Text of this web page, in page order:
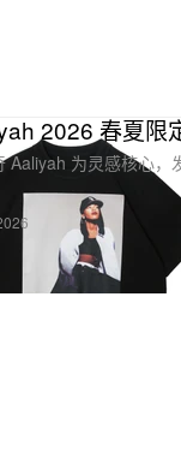
2026 春夏限
Aaliyah 为灵感核心，